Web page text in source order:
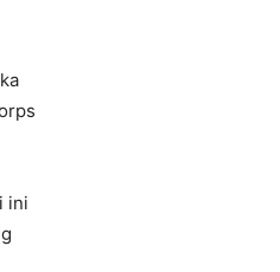
ini